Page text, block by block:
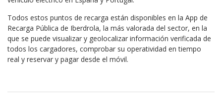
Todos estos puntos de recarga están disponibles en la App de
Recarga Pública de Iberdrola, la más valorada del sector, en la
que se puede visualizar y geolocalizar información verificada de
todos los cargadores, comprobar su operatividad en tiempo
real y reservar y pagar desde el móvil.